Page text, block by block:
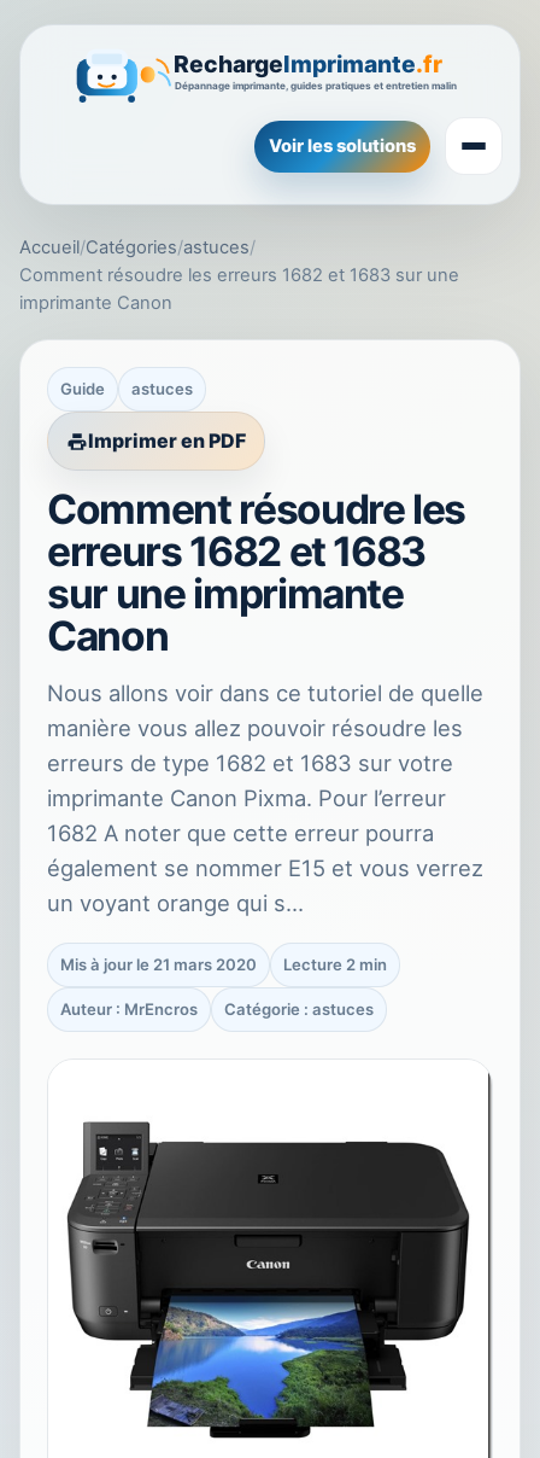
Voir les solutions
Accueil/Catégories/astuces/
Comment résoudre les erreurs 1682 et 1683 sur une
imprimante Canon
Guide astuces
Imprimer en PDF
Comment résoudre les
erreurs 1682 et 1683
sur une imprimante
Canon
Nous allons voir dans ce tutoriel de quelle
manière vous allez pouvoir résoudre les
erreurs de type 1682 et 1683 sur votre
imprimante Canon Pixma. Pour l’erreur
1682 A noter que cette erreur pourra
également se nommer E15 et vous verrez
un voyant orange qui s…
Mis à jour le 21 mars 2020 Lecture 2 min
Auteur : MrEncros Catégorie : astuces